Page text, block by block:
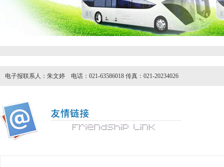
电子报联系人：朱文婷 电话：021-63586018 传真：021-20234026